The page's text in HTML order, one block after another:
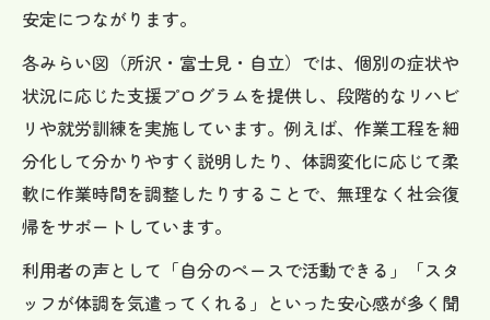
安定につながります。
各みらい図（所沢・富士見・自立）では、個別の症状や
状況に応じた支援プログラムを提供し、段階的なリハビ
リや就労訓練を実施しています。例えば、作業工程を細
分化して分かりやすく説明したり、体調変化に応じて柔
軟に作業時間を調整したりすることで、無理なく社会復
帰をサポートしています。
利用者の声として「自分のペースで活動できる」「スタ
ッフが体調を気遣ってくれる」といった安心感が多く聞